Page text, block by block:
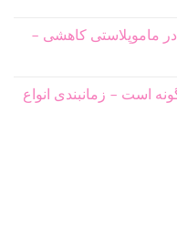
ماموپلاستی کاهشی –
است – زمانبندی انواع